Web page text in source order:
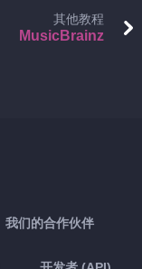
其他教程
MusicBrainz
我们的合作伙伴